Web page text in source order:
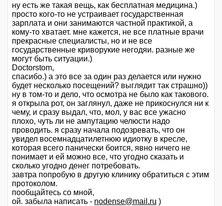
ну есть же такая вещь, как бесплатная медицина.)
просто кого-то не устраивает государственная
зарплата и они занимаются частной практикой, а
кому-то хватает. мне кажется, не все платные врачи
прекрасные специалисты, но и не все
государственные криворукие негодяи. разные же
могут быть ситуации.)
Doctorstom,
спасибо.) а это все за один раз делается или нужно
будет несколько посещений? выглядит так страшно))
ну в том-то и дело, что осмотра не было как такового.
я открыла рот, он заглянул, даже не прикоснулся ни к
чему, и сразу выдал, что, мол, у вас все ужасно
плохо, чуть ли не ампутацию челюсти надо
проводить. я сразу начала подозревать, что он
увидел восемнадцатилетнюю идиотку в кресле,
которая всего панически боится, явно ничего не
понимает и ей можно все, что угодно сказать и
сколько угодно денег потребовать.
завтра попробую в другую клинику обратиться с этим
протоколом.
пообщайтесь со мной,
ой. забыла написать - nodense@mail.ru )